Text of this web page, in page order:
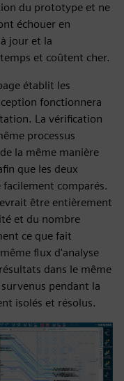
du prototype et ne
échouer en
jour et la
et coûtent cher.
établit les
fonctionnera
La vérification
processus
la même manière
que les deux
comparés.
être entièrement
et du nombre
ce que fait
flux d'analyse
dans le même
pendant la
isolés et résolus.